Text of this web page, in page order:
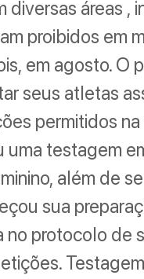
diversas áreas ,
proibidos em
em agosto. O
seus atletas
permitidos na
testagem
além de
sua
no protocolo de